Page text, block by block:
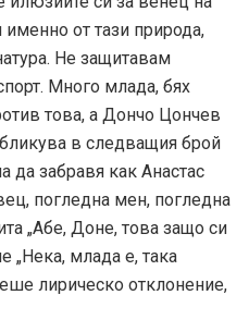
именно от тази природа,
Не защитавам
Много млада, бях
това, а Дончо Цончев
в следващия брой
да забравя как Анастас
погледна мен, погледна
„Абе, Доне, това защо си
„Нека, млада е, така
лирическо отклонение,